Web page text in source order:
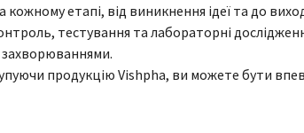
кожному етапі, від виникнення ідеї та до
тестування та лабораторні
захворюваннями.
продукцію Vishpha, ви можете бути